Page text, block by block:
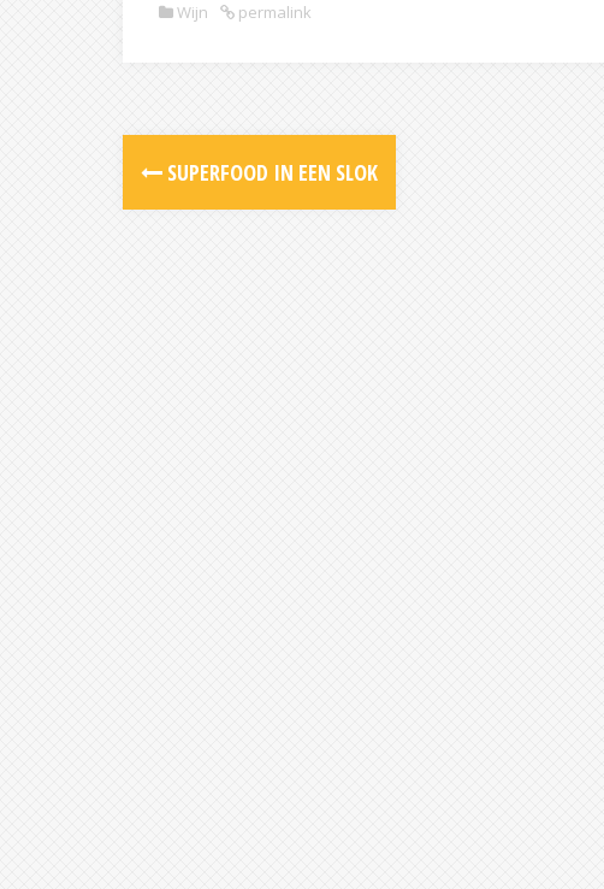
Wijn permalink
Post
navigation
SUPERFOOD IN EEN SLOK